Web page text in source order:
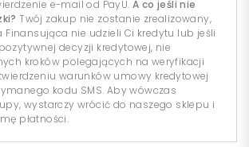
e-mail od PayU. A co jeśli nie
Twój zakup nie zostanie zrealizowany,
Finansująca nie udzieli Ci kredytu lub jeśli
decyzji kredytowej, nie
kroków polegających na weryfikacji
warunków umowy kredytowej
kodu SMS. Aby wówczas
wystarczy wrócić do naszego sklepu i
płatności.